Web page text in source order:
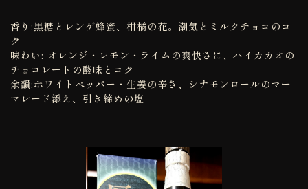
香り:黒糖とレンゲ蜂蜜、柑橘の花。潮気とミルクチョコのコ
ク
味わい: オレンジ・レモン・ライムの爽快さに、ハイカカオの
チョコレートの酸味とコク
余韻;ホワイトペッパー・生姜の辛さ、シナモンロールのマー
マレード添え、引き締めの塩